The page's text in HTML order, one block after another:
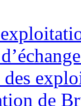
de